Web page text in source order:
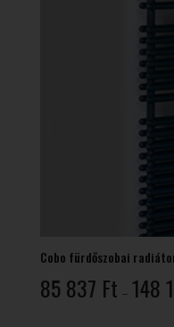
Cobo fürdőszobai
85 837 Ft – 148